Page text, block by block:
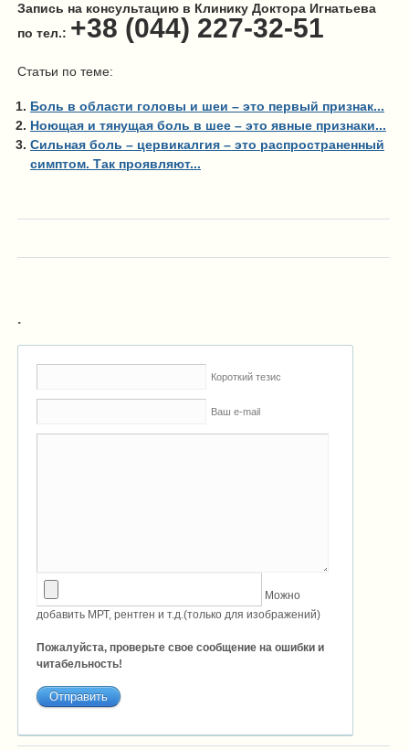
Запись на консультацию в Клинику Доктора Игнатьева
по тел.: +38 (044) 227-32-51
Статьи по теме:
Боль в области головы и шеи – это первый признак...
Ноющая и тянущая боль в шее – это явные признаки...
Сильная боль – цервикалгия – это распространенный
симптом. Так проявляют...
.
Короткий тезис
Ваш e-mail
Можно
добавить МРТ, рентген и т.д.(только для изображений)
Пожалуйста, проверьте свое сообщение на ошибки и
читабельность!